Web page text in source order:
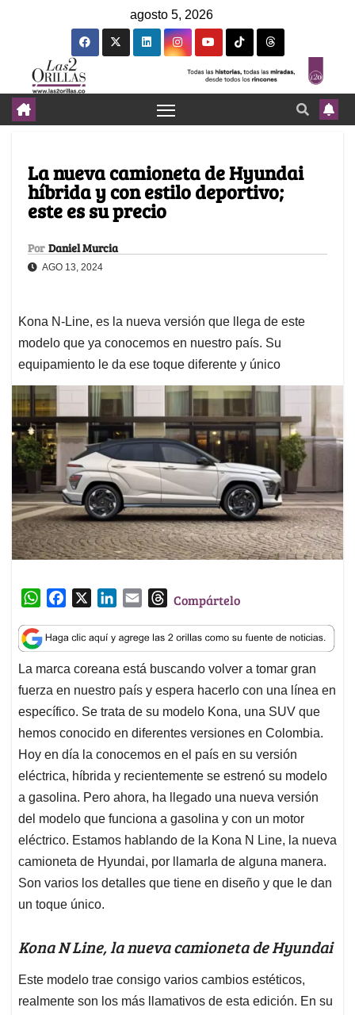
agosto 5, 2026
La nueva camioneta de Hyundai
híbrida y con estilo deportivo;
este es su precio
Por Daniel Murcia
AGO 13, 2024
Kona N-Line, es la nueva versión que llega de este
modelo que ya conocemos en nuestro país. Su
equipamiento le da ese toque diferente y único
W
a
t
s
A
p
p
c
e
b
o
o
k
n
k
e
d
I
n
a
i
l
T
r
e
a
d
s
Compártelo
La marca coreana está buscando volver a tomar gran
fuerza en nuestro país y espera hacerlo con una línea en
específico. Se trata de su modelo Kona, una SUV que
hemos conocido en diferentes versiones en Colombia.
Hoy en día la conocemos en el país en su versión
eléctrica, híbrida y recientemente se estrenó su modelo
a gasolina. Pero ahora, ha llegado una nueva versión
del modelo que funciona a gasolina y con un motor
eléctrico. Estamos hablando de la Kona N Line, la nueva
camioneta de Hyundai, por llamarla de alguna manera.
Son varios los detalles que tiene en diseño y que le dan
un toque único.
Kona N Line, la nueva camioneta de Hyundai
Este modelo trae consigo varios cambios estéticos,
realmente son los más llamativos de esta edición. En su